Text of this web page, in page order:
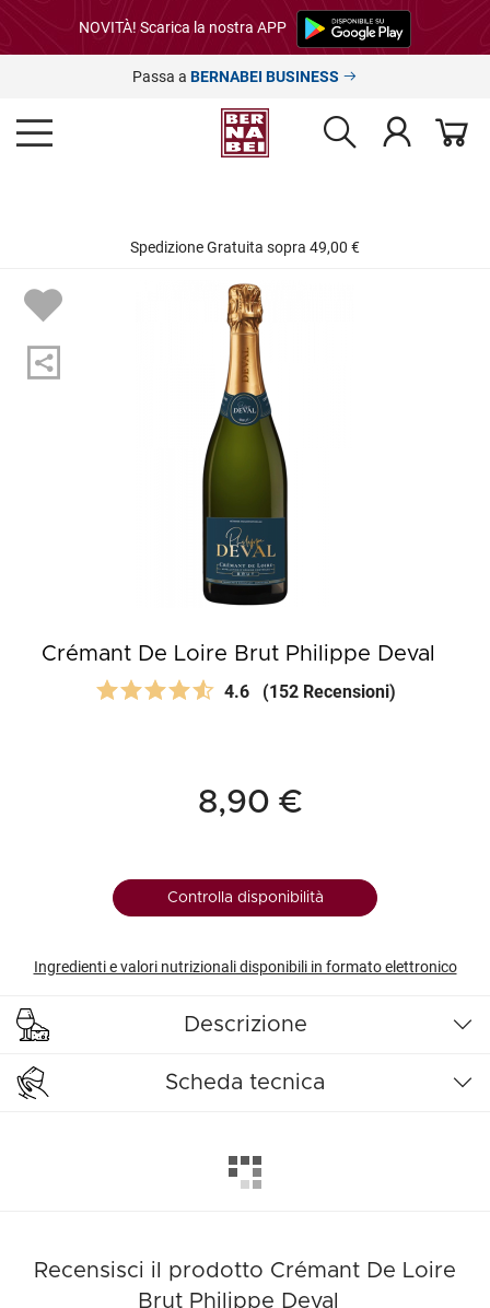
NOVITÀ! Scarica la nostra APP
Passa a BERNABEI BUSINESS
Spedizione Gratuita sopra 49,00 €
Crémant De Loire Brut Philippe Deval
4.6 (152 Recensioni)
8,90 €
Controlla disponibilità
Ingredienti e valori nutrizionali disponibili in formato elettronico
Descrizione
Scheda tecnica
Recensisci il prodotto Crémant De Loire
Brut Philippe Deval